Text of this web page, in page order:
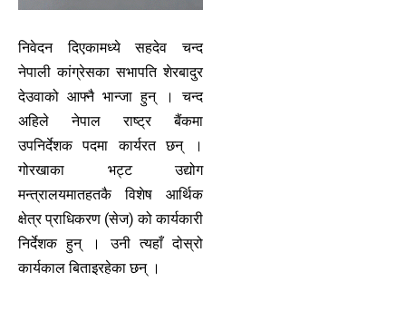
निवेदन दिएकामध्ये सहदेव चन्द
नेपाली कांग्रेसका सभापति शेरबादुर
देउवाको आफ्नै भान्जा हुन् । चन्द
अहिले नेपाल राष्ट्र बैंकमा
उपनिर्देशक पदमा कार्यरत छन् ।
गोरखाका भट्ट उद्योग
मन्त्रालयमातहतकै विशेष आर्थिक
क्षेत्र प्राधिकरण (सेज) को कार्यकारी
निर्देशक हुन् । उनी त्यहाँ दोस्रो
कार्यकाल बिताइरहेका छन् ।